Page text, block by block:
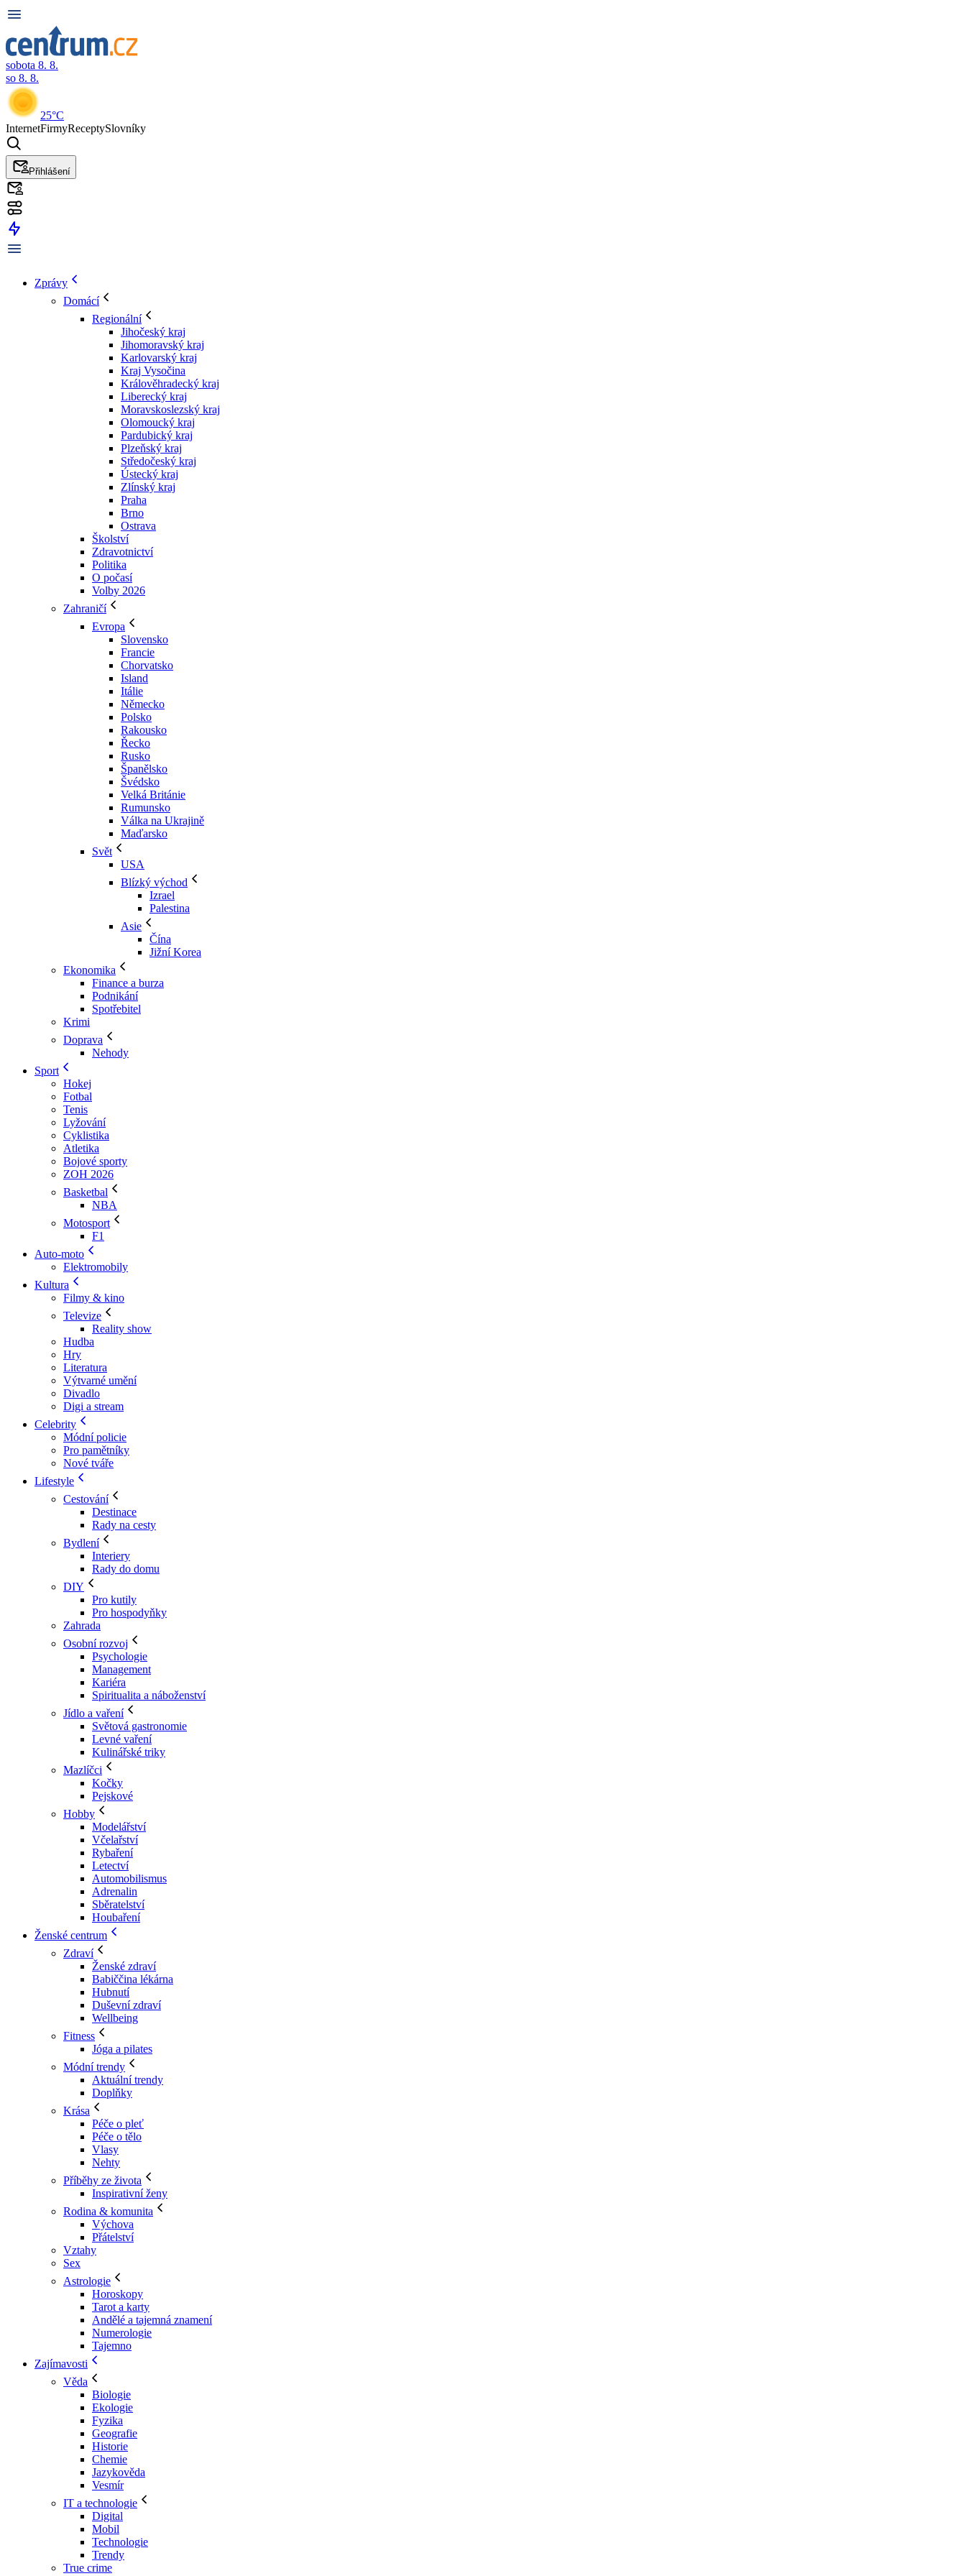
sobota 8. 8.
so 8. 8.
25°C
InternetFirmyReceptySlovníky
Přihlášení
Zprávy
Domácí
Regionální
Jihočeský kraj
Jihomoravský kraj
Karlovarský kraj
Kraj Vysočina
Králověhradecký kraj
Liberecký kraj
Moravskoslezský kraj
Olomoucký kraj
Pardubický kraj
Plzeňský kraj
Středočeský kraj
Ústecký kraj
Zlínský kraj
Praha
Brno
Ostrava
Školství
Zdravotnictví
Politika
O počasí
Volby 2026
Zahraničí
Evropa
Slovensko
Francie
Chorvatsko
Island
Itálie
Německo
Polsko
Rakousko
Řecko
Rusko
Španělsko
Švédsko
Velká Británie
Rumunsko
Válka na Ukrajině
Maďarsko
Svět
USA
Blízký východ
Izrael
Palestina
Asie
Čína
Jižní Korea
Ekonomika
Finance a burza
Podnikání
Spotřebitel
Krimi
Doprava
Nehody
Sport
Hokej
Fotbal
Tenis
Lyžování
Cyklistika
Atletika
Bojové sporty
ZOH 2026
Basketbal
NBA
Motosport
F1
Auto-moto
Elektromobily
Kultura
Filmy & kino
Televize
Reality show
Hudba
Hry
Literatura
Výtvarné umění
Divadlo
Digi a stream
Celebrity
Módní policie
Pro pamětníky
Nové tváře
Lifestyle
Cestování
Destinace
Rady na cesty
Bydlení
Interiery
Rady do domu
DIY
Pro kutily
Pro hospodyňky
Zahrada
Osobní rozvoj
Psychologie
Management
Kariéra
Spiritualita a náboženství
Jídlo a vaření
Světová gastronomie
Levné vaření
Kulinářské triky
Mazlíčci
Kočky
Pejskové
Hobby
Modelářství
Včelařství
Rybaření
Letectví
Automobilismus
Adrenalin
Sběratelství
Houbaření
Ženské centrum
Zdraví
Ženské zdraví
Babiččina lékárna
Hubnutí
Duševní zdraví
Wellbeing
Fitness
Jóga a pilates
Módní trendy
Aktuální trendy
Doplňky
Krása
Péče o pleť
Péče o tělo
Vlasy
Nehty
Příběhy ze života
Inspirativní ženy
Rodina & komunita
Výchova
Přátelství
Vztahy
Sex
Astrologie
Horoskopy
Tarot a karty
Andělé a tajemná znamení
Numerologie
Tajemno
Zajímavosti
Věda
Biologie
Ekologie
Fyzika
Geografie
Historie
Chemie
Jazykověda
Vesmír
IT a technologie
Digital
Mobil
Technologie
Trendy
True crime